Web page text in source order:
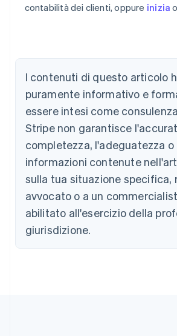
contabilità dei clienti, oppure inizia
I contenuti di questo articolo
puramente informativo e
essere intesi come
Stripe non garantisce
completezza, l'adeguatezza
informazioni contenute
sulla tua situazione specifica,
avvocato o a un
abilitato all'esercizio della
giurisdizione.
DeutschEnglish
Belgio
Brasile
Português English
Bulgaria
English
Canada
English Français
简体中文English
Cipro
English
Croazia
EnglishItaliano